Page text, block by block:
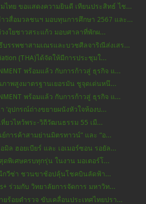
ไทย ขอแสดงความยินดี เทียนประสิทธ์ ไช...
วสื่อมวลชนฯ มอบทุนการศึกษา 2567 และ...
งใยชาวสระแก้ว มอบศาลาที่พักผ...
บรรพชาสามเณรและบวชศีลจาริณีส่งเสร...
(THA)ได้จัดให้มีการประชุมใ...
พร้อมแล้ว กับการก้าวสู่ ธุรกิจ แ...
าพสูงมาตรฐานเยอรมัน ชูจุดเด่นหนึ...
พร้อมแล้ว กับการก้าวสู่ ธุรกิจ แ...
‘อุปกรณ์ถ่างขยายผนังหัวใจห้องบ...
ที่ยวไหว้พระ-วิถีวัฒนธรรม 55 เมื...
ย์การค้าสามย่านมิตรทาวน์” และ “อ...
มิล ฮอยเบียร์ และ เอเมอร์ซอน รอยัล...
ดพิเศษครบทุกรุ่น ในงาน มอเตอร์โ...
กวีซ่า ชวนขาช้อปลุ้นโชคบินลัดฟ้า...
ร่วมกับ วิทยาลัยการจัดการ มหาวิท...
ยร้อยตำรวจ ขับเคลื่อนประเทศไทยปรา...